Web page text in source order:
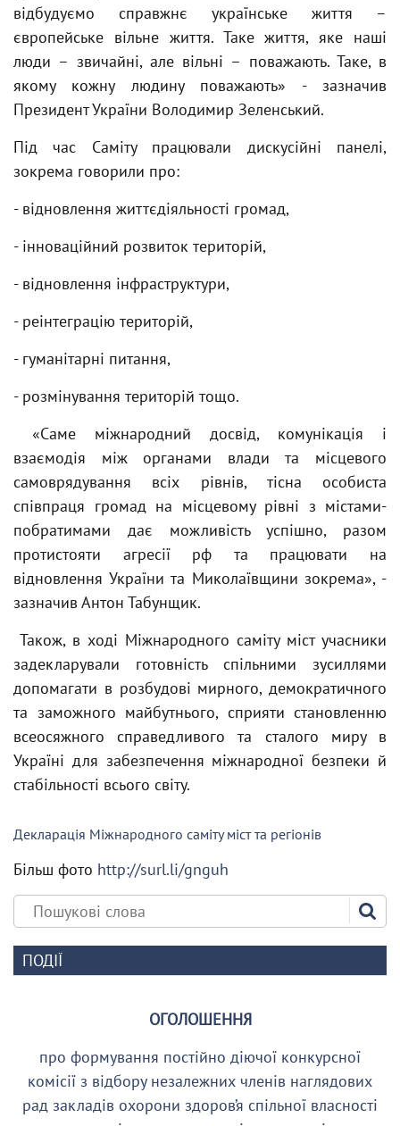
відбудуємо справжнє українське життя –
європейське вільне життя. Таке життя, яке наші
люди – звичайні, але вільні – поважають. Таке, в
якому кожну людину поважають» - зазначив
Президент України Володимир Зеленський.
Під час Саміту працювали дискусійні панелі,
зокрема говорили про:
- відновлення життєдіяльності громад,
- інноваційний розвиток територій,
- відновлення інфраструктури,
- реінтеграцію територій,
- гуманітарні питання,
- розмінування територій тощо.
«Саме міжнародний досвід, комунікація і
взаємодія між органами влади та місцевого
самоврядування всіх рівнів, тісна особиста
співпраця громад на місцевому рівні з містами-
побратимами дає можливість успішно, разом
протистояти агресії рф та працювати на
відновлення України та Миколаївщини зокрема», -
зазначив Антон Табунщик.
Також, в ході Міжнародного саміту міст учасники
задекларували готовність спільними зусиллями
допомагати в розбудові мирного, демократичного
та заможного майбутнього, сприяти становленню
всеосяжного справедливого та сталого миру в
Україні для забезпечення міжнародної безпеки й
стабільності всього світу.
Декларація Міжнародного саміту міст та регіонів
Більш фото http://surl.li/gnguh
ПОДІЇ
ОГОЛОШЕННЯ
про формування постійно діючої конкурсної
комісії з відбору незалежних членів наглядових
рад закладів охорони здоров’я спільної власності